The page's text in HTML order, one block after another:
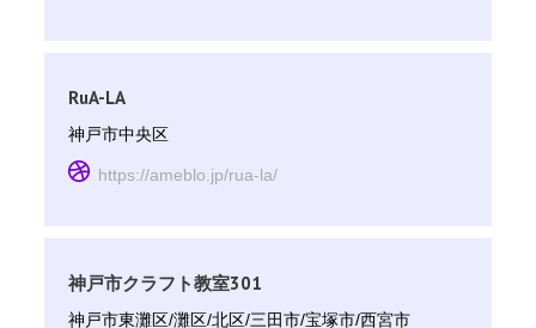
RuA-LA
神戸市中央区
https://ameblo.jp/rua-la/
神戸市クラフト教室301
神戸市東灘区/灘区/北区/三田市/宝塚市/西宮市